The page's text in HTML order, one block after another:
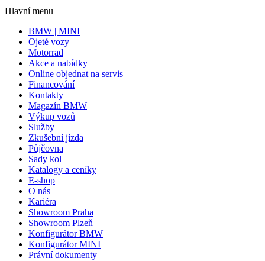
Hlavní menu
BMW | MINI
Ojeté vozy
Motorrad
Akce a nabídky
Online objednat na servis
Financování
Kontakty
Magazín BMW
Výkup vozů
Služby
Zkušební jízda
Půjčovna
Sady kol
Katalogy a ceníky
E-shop
O nás
Kariéra
Showroom Praha
Showroom Plzeň
Konfigurátor BMW
Konfigurátor MINI
Právní dokumenty